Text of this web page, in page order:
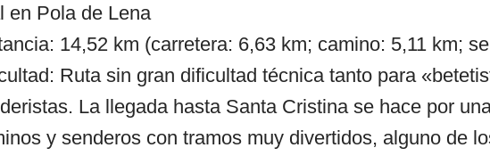
en Pola de Lena
14,52 km (carretera: 6,63 km; camino: 5,11 km;
Ruta sin gran dificultad técnica tanto para
La llegada hasta Santa Cristina se hace por
y senderos con tramos muy divertidos, alguno de